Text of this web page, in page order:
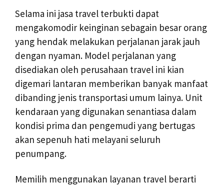
Selama ini jasa travel terbukti dapat
mengakomodir keinginan sebagain besar orang
yang hendak melakukan perjalanan jarak jauh
dengan nyaman. Model perjalanan yang
disediakan oleh perusahaan travel ini kian
digemari lantaran memberikan banyak manfaat
dibanding jenis transportasi umum lainya. Unit
kendaraan yang digunakan senantiasa dalam
kondisi prima dan pengemudi yang bertugas
akan sepenuh hati melayani seluruh
penumpang.
Memilih menggunakan layanan travel berarti